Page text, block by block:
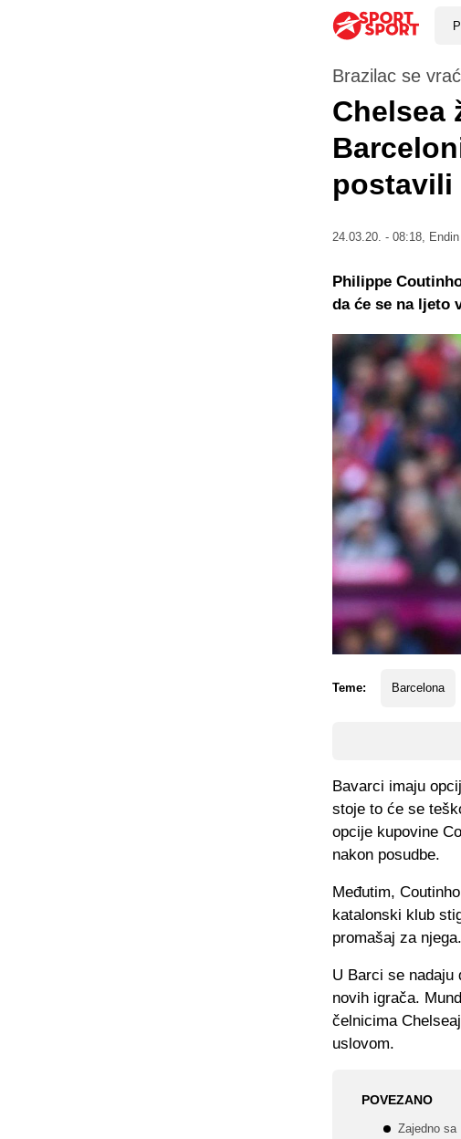
Brazilac se
Chelsea
postavili
24.03.20. - 08:18,
Teme: Barcelona
Philippe
da će se na ljeto
Bavarci imaju
stoje to će se
opcije kupovine
nakon posudbe.
Međutim,
katalonski klub
promašaj za njega.
U Barci se nadaju
novih igrača.
čelnicima
uslovom.
POVEZANO
Zajedno sa